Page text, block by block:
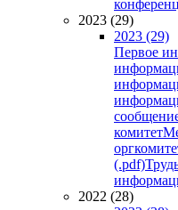
2023 (29)
2023 (29)
Первое
комитет
(.pdf)
2022 (28)